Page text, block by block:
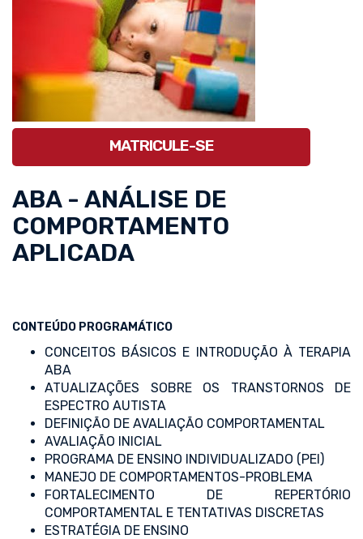
MATRICULE-SE
ABA - ANÁLISE DE
COMPORTAMENTO
APLICADA
CONTEÚDO PROGRAMÁTICO
CONCEITOS BÁSICOS E INTRODUÇÃO À TERAPIA
ABA
ATUALIZAÇÕES SOBRE OS TRANSTORNOS DE
ESPECTRO AUTISTA
DEFINIÇÃO DE AVALIAÇÃO COMPORTAMENTAL
AVALIAÇÃO INICIAL
PROGRAMA DE ENSINO INDIVIDUALIZADO (PEI)
MANEJO DE COMPORTAMENTOS-PROBLEMA
FORTALECIMENTO DE REPERTÓRIO
COMPORTAMENTAL E TENTATIVAS DISCRETAS
ESTRATÉGIA DE ENSINO